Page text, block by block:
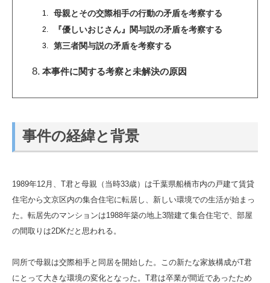
母親とその交際相手の行動の矛盾を考察する
『優しいおじさん』関与説の矛盾を考察する
第三者関与説の矛盾を考察する
本事件に関する考察と未解決の原因
事件の経緯と背景
1989年12月、T君と母親（当時33歳）は千葉県船橋市内の戸建て賃貸
住宅から文京区内の集合住宅に転居し、新しい環境での生活が始まっ
た。転居先のマンションは1988年築の地上3階建て集合住宅で、部屋
の間取りは2DKだと思われる。
同所で母親は交際相手と同居を開始した。この新たな家族構成がT君
にとって大きな環境の変化となった。T君は卒業が間近であったため